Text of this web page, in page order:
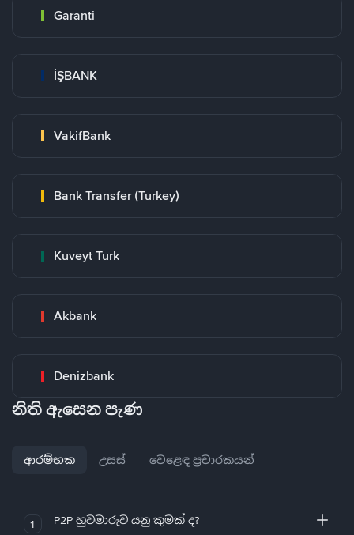
Garanti
İŞBANK
VakifBank
Bank Transfer (Turkey)
Kuveyt Turk
Akbank
Denizbank
නිති ඇසෙන පැණ
ආරම්භක උසස් වෙළෙඳ ප්‍රචාරකයන්
1 P2P හුවමාරුව යනු කුමක් ද?